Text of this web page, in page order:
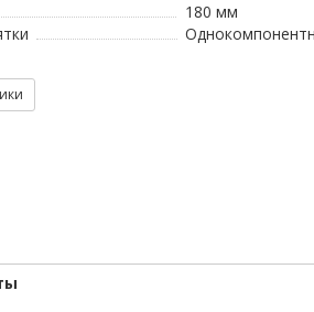
180 мм